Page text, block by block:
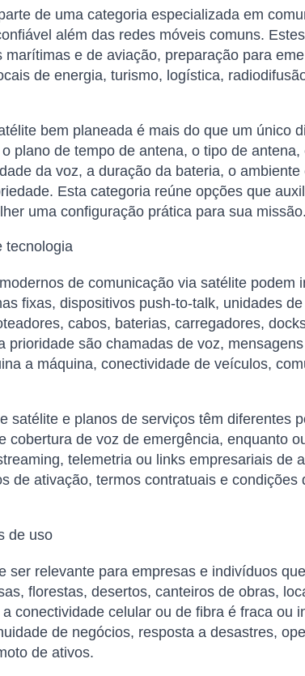
de uma categoria especializada em
além das redes móveis comuns.
marítimas e de aviação, preparação para
de energia, turismo, logística,
bem planeada é mais do que um único
plano de tempo de antena, o tipo de
da voz, a duração da bateria, o
Esta categoria reúne opções que
uma configuração prática para sua
tecnologia
de comunicação via satélite
fixas, dispositivos push-to-talk, unidades
cabos, baterias, carregadores,
prioridade são chamadas de voz,
a máquina, conectividade de veículos,
satélite e planos de serviços têm diferentes
cobertura de voz de emergência, enquanto
telemetria ou links empresariais de
de ativação, termos contratuais e
de uso
ser relevante para empresas e indivíduos
florestas, desertos, canteiros de obras,
conectividade celular ou de fibra é fraca ou
de negócios, resposta a desastres,
de ativos.